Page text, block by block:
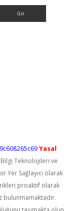
Yasal
Bilgi Teknolojileri ve
Yer Sağlayıcı olarak
proaktif olarak
bulunmamaktadır.